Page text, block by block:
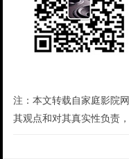
注：本文转载自家庭影院
其观点和对其真实性负责